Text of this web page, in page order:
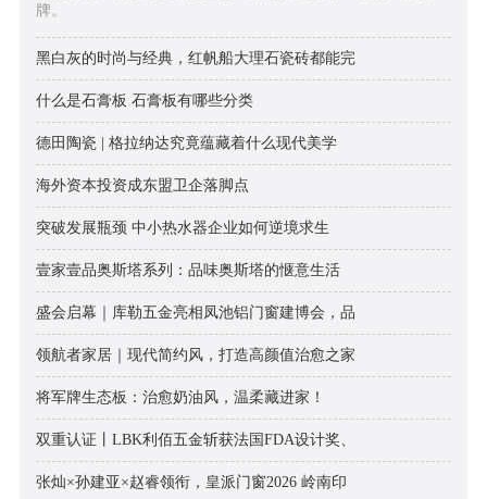
牌。
黑白灰的时尚与经典，红帆船大理石瓷砖都能完
什么是石膏板 石膏板有哪些分类
德田陶瓷 | 格拉纳达究竟蕴藏着什么现代美学
海外资本投资成东盟卫企落脚点
突破发展瓶颈 中小热水器企业如何逆境求生
壹家壹品奥斯塔系列：品味奥斯塔的惬意生活
盛会启幕｜库勒五金亮相凤池铝门窗建博会，品
领航者家居｜现代简约风，打造高颜值治愈之家
将军牌生态板：治愈奶油风，温柔藏进家！
双重认证丨LBK利佰五金斩获法国FDA设计奖、
张灿×孙建亚×赵睿领衔，皇派门窗2026 岭南印